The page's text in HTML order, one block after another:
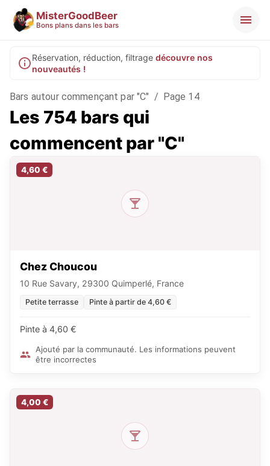
MisterGoodBeer
Bons plans dans les bars
Réservation, réduction, filtrage découvre nos
nouveautés !
Bars autour commençant par "C" / Page 14
Les 754 bars qui
commencent par "C"
4,60 €
Chez Choucou
10 Rue Savary, 29300 Quimperlé, France
Petite terrasse Pinte à partir de 4,60 €
Pinte à 4,60 €
Ajouté par la communauté. Les informations peuvent
être incorrectes
4,00 €